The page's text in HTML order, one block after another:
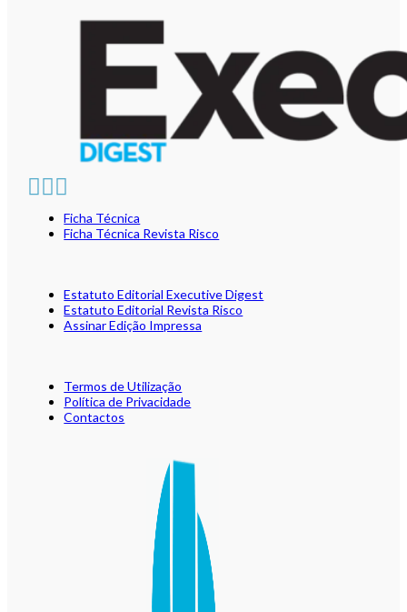
Ficha Técnica
Ficha Técnica Revista Risco
Estatuto Editorial Executive Digest
Estatuto Editorial Revista Risco
Assinar Edição Impressa
Termos de Utilização
Política de Privacidade
Contactos